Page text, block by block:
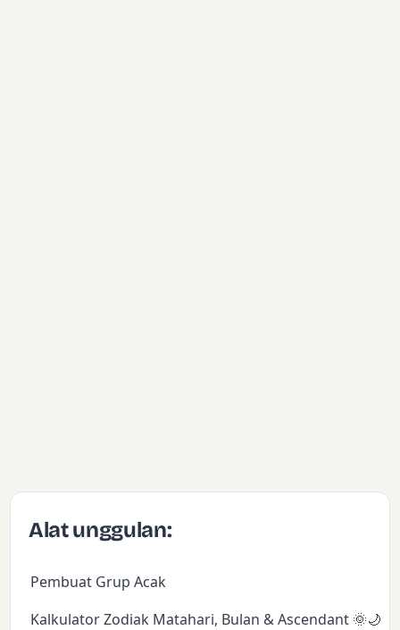
Alat unggulan:
Pembuat Grup Acak
Kalkulator Zodiak Matahari, Bulan & Ascendant 🌞🌙✨